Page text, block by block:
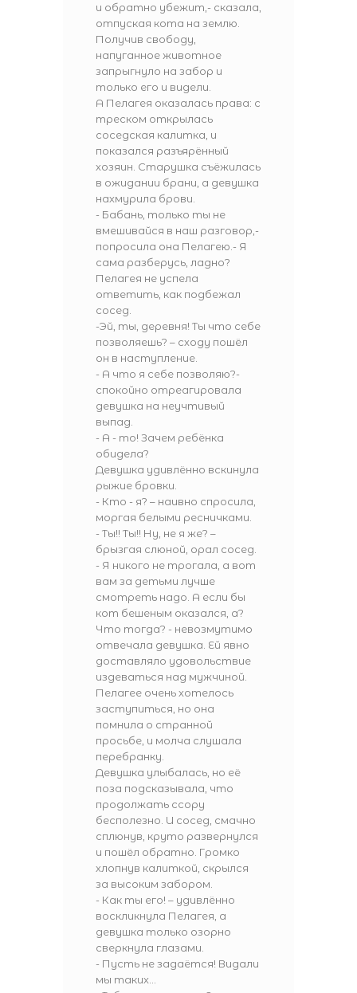
и обратно убежит,- сказала,
отпуская кота на землю.
Получив свободу,
напуганное животное
запрыгнуло на забор и
только его и видели.
А Пелагея оказалась права: с
треском открылась
соседская калитка, и
показался разъярённый
хозяин. Старушка съёжилась
в ожидании брани, а девушка
нахмурила брови.
- Бабань, только ты не
вмешивайся в наш разговор,-
попросила она Пелагею.- Я
сама разберусь, ладно?
Пелагея не успела
ответить, как подбежал
сосед.
-Эй, ты, деревня! Ты что себе
позволяешь? – сходу пошёл
он в наступление.
- А что я себе позволяю?-
спокойно отреагировала
девушка на неучтивый
выпад.
- А - то! Зачем ребёнка
обидела?
Девушка удивлённо вскинула
рыжие бровки.
- Кто - я? – наивно спросила,
моргая белыми ресничками.
- Ты!! Ты!! Ну, не я же? –
брызгая слюной, орал сосед.
- Я никого не трогала, а вот
вам за детьми лучше
смотреть надо. А если бы
кот бешеным оказался, а?
Что тогда? - невозмутимо
отвечала девушка. Ей явно
доставляло удовольствие
издеваться над мужчиной.
Пелагее очень хотелось
заступиться, но она
помнила о странной
просьбе, и молча слушала
перебранку.
Девушка улыбалась, но её
поза подсказывала, что
продолжать ссору
бесполезно. И сосед, смачно
сплюнув, круто развернулся
и пошёл обратно. Громко
хлопнув калиткой, скрылся
за высоким забором.
- Как ты его! – удивлённо
воскликнула Пелагея, а
девушка только озорно
сверкнула глазами.
- Пусть не задаётся! Видали
мы таких…